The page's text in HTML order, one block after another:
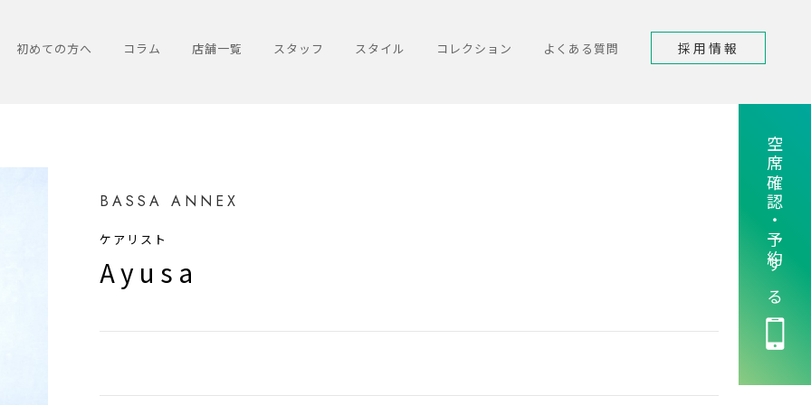
初めての方へ コラム 店舗一覧 スタッフ スタイル コレクション よくある質問 採用情報
BASSA ANNEX
ケアリスト
Ayusa 空席確認・予約する